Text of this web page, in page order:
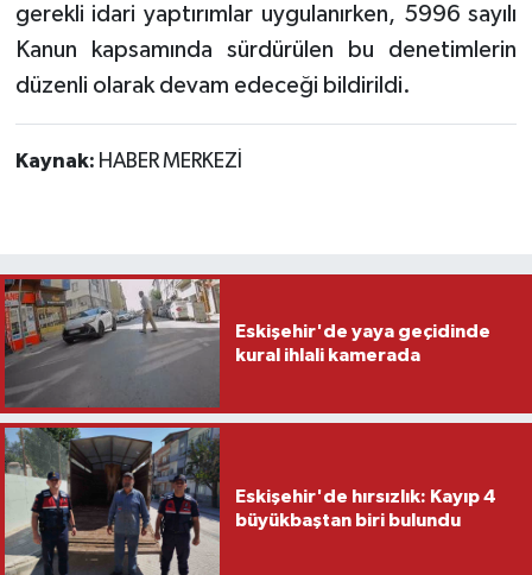
gerekli idari yaptırımlar uygulanırken, 5996 sayılı
Kanun kapsamında sürdürülen bu denetimlerin
düzenli olarak devam edeceği bildirildi.
Kaynak: HABER MERKEZİ
Eskişehir'de yaya geçidinde
kural ihlali kamerada
Eskişehir'de hırsızlık: Kayıp 4
büyükbaştan biri bulundu